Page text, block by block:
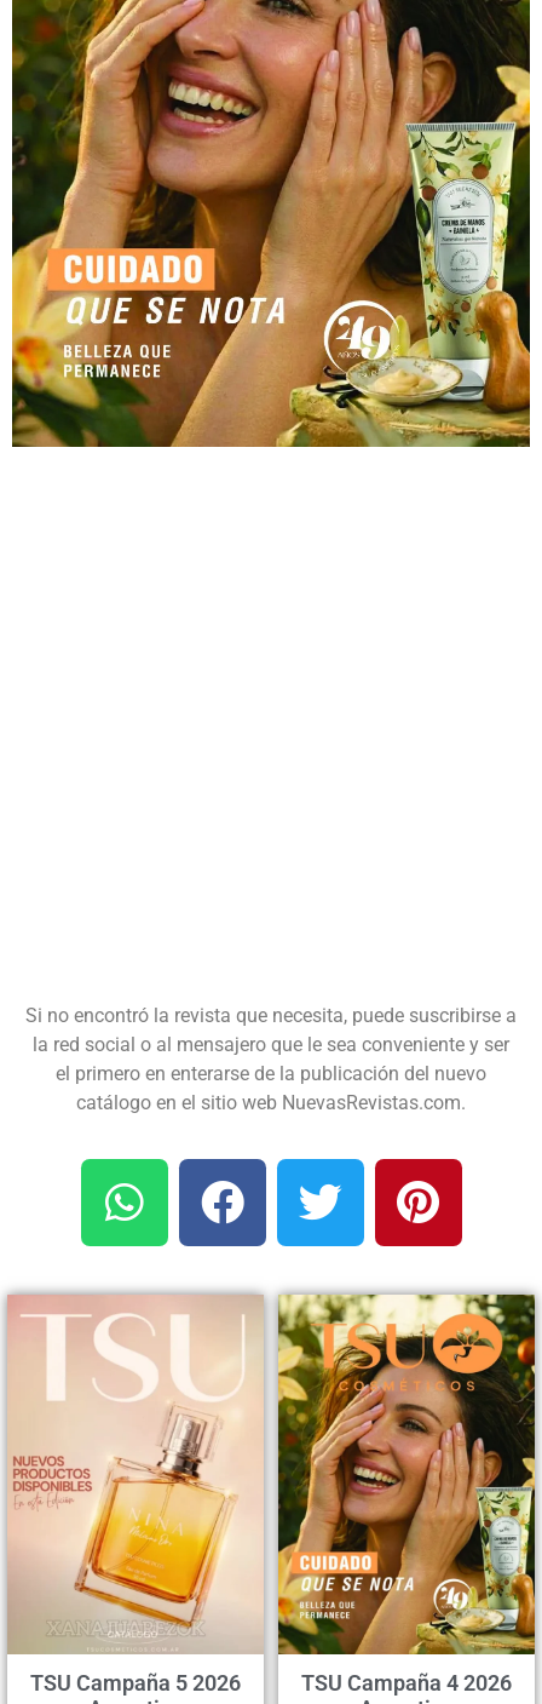
Si no encontró la revista que necesita, puede suscribirse a
la red social o al mensajero que le sea conveniente y ser
el primero en enterarse de la publicación del nuevo
catálogo en el sitio web NuevasRevistas.com.
TSU Campaña 5 2026
TSU Campaña 4 2026